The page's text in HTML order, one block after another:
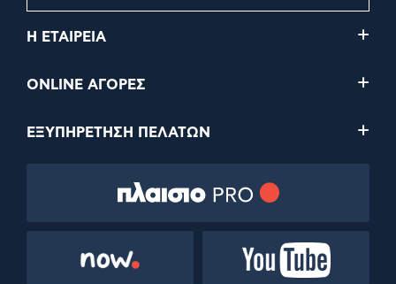
Η ΕΤΑΙΡΕΙΑ
ONLINE ΑΓΟΡΕΣ
ΕΞΥΠΗΡΕΤΗΣΗ ΠΕΛΑΤΩΝ